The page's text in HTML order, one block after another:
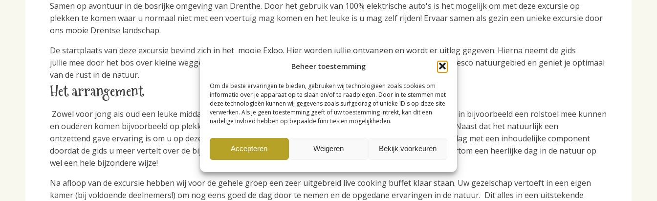
Beheer toestemming
Om de beste ervaringen te bieden, gebruiken wij technologieën zoals cookies om
informatie over je apparaat op te slaan en/of te raadplegen. Door in te stemmen met
deze technologieën kunnen wij gegevens zoals surfgedrag of unieke ID's op deze site
verwerken. Als je geen toestemming geeft of uw toestemming intrekt, kan dit een
nadelige invloed hebben op bepaalde functies en mogelijkheden.
Accepteren Weigeren Bekijk voorkeuren
Samen op avontuur in de bosrijke omgeving van Drenthe. Door het gebruik van 100% elektrische auto's is het mogelijk om met deze excursie op
plekken te komen waar u normaal niet met een voertuig mag komen en het leuke is u mag zelf rijden! Ervaar samen als gezin een unieke excursie door
ons mooie Drentse landschap.
De startplaats van deze excursie bevind zich in het mooie Exloo. Hier worden jullie ontvangen en wordt er uitleg gegeven. Hierna neemt de gids
jullie mee door het bos over kleine weggetjes, bospaden en zandpaden en langs de vele mooie plekjes in dit Unesco natuurgebied en geniet je optimaal
van de rust in de natuur.
Het arrangement
Zowel voor jong als oud een leuke middag in de buitenlucht. Het voordeel van deze excursie is dat ook mensen in bijvoorbeeld een rolstoel mee kunnen
en ouderen komen bijvoorbeeld op plekken die normaal gesproken niet (meer) te belopen of te befietsen zijn. Naast dat het natuurlijk een
ontzettend gave ervaring is om u op deze manier voort te bewegen in de bossen is het daarnaast ook een middag met een inhoudelijke component
doordat de gids u meer vertelt over de bijzonderheden van de natuur, archeologie, cultuur en geschiedenis. Kortom een heerlijke dag in de natuur op
wel een hele bijzondere wijze!
Na afloop van de excursie hebben wij voor de gehele groep een zeer uitgebreid live cooking buffet klaar staan. Uw gezelschap vertoeft in een eigen
kamer (bij voldoende deelnemers!) om nog eens goed de dag door te nemen en de opgedane ervaringen in de natuur. Dit alles in een uitstekende